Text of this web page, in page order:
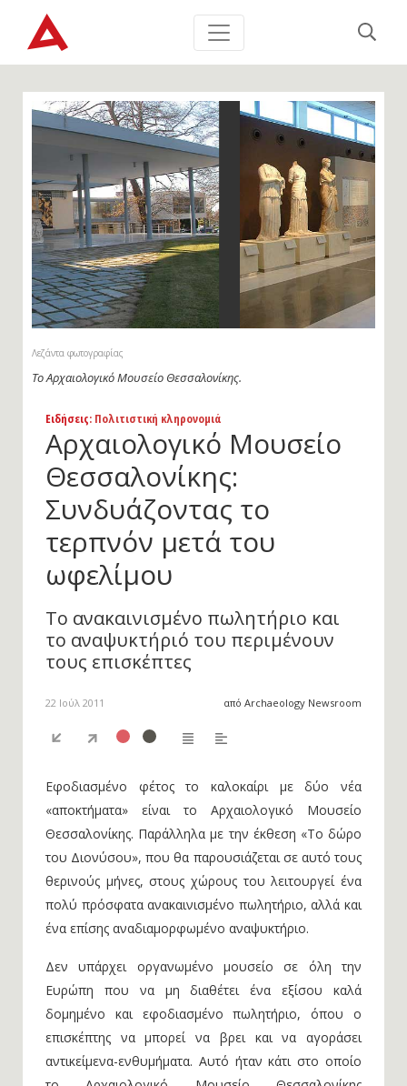
Λεζάντα φωτογραφίας
Άποψη αίθουσας του Αρχαιολογικού Μουσείου Θεσσαλονίκης.
Ειδήσεις: Πολιτιστική κληρονομιά
Αρχαιολογικό Μουσείο
Θεσσαλονίκης:
Συνδυάζοντας το
τερπνόν μετά του
ωφελίμου
Το ανακαινισμένο πωλητήριο και
το αναψυκτήριό του περιμένουν
τους επισκέπτες
22 Ιούλ 2011 από Archaeology Newsroom
Εφοδιασμένο φέτος το καλοκαίρι με δύο νέα
«αποκτήματα» είναι το Αρχαιολογικό Μουσείο
Θεσσαλονίκης. Παράλληλα με την έκθεση «Το δώρο
του Διονύσου», που θα παρουσιάζεται σε αυτό τους
θερινούς μήνες, στους χώρους του λειτουργεί ένα
πολύ πρόσφατα ανακαινισμένο πωλητήριο, αλλά και
ένα επίσης αναδιαμορφωμένο αναψυκτήριο.
Δεν υπάρχει οργανωμένο μουσείο σε όλη την
Ευρώπη που να μη διαθέτει ένα εξίσου καλά
δομημένο και εφοδιασμένο πωλητήριο, όπου ο
επισκέπτης να μπορεί να βρει και να αγοράσει
αντικείμενα-ενθυμήματα. Αυτό ήταν κάτι στο οποίο